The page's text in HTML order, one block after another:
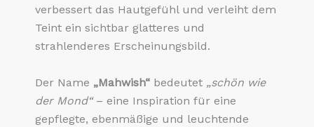
verbessert das Hautgefühl und verleiht dem
Teint ein sichtbar glatteres und
strahlenderes Erscheinungsbild.
Der Name „Mahwish“ bedeutet „schön wie
der Mond“– eine Inspiration für eine
gepflegte, ebenmäßige und leuchtende